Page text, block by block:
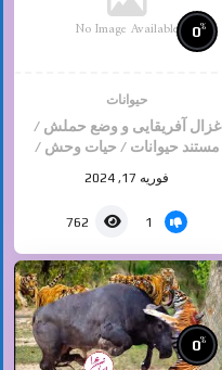
No Image Available 0%
حیوانات
غزال آفریقایی و وضع حملش /
مستند حیوانات / حیات وحش /
فوریه 17, 2024
1
762
0%